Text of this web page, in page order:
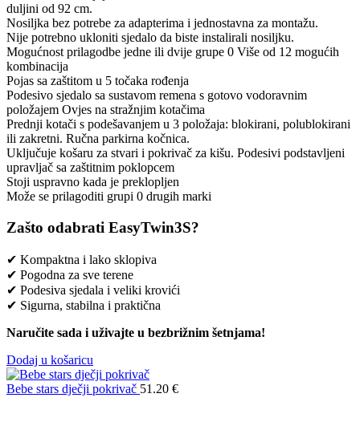
duljini od 92 cm.
Nosiljka bez potrebe za adapterima i jednostavna za montažu.
Nije potrebno ukloniti sjedalo da biste instalirali nosiljku.
Mogućnost prilagodbe jedne ili dvije grupe 0 Više od 12 mogućih
kombinacija
Pojas sa zaštitom u 5 točaka rođenja
Podesivo sjedalo sa sustavom remena s gotovo vodoravnim
položajem Ovjes na stražnjim kotačima
Prednji kotači s podešavanjem u 3 položaja: blokirani, polublokirani
ili zakretni. Ručna parkirna kočnica.
Uključuje košaru za stvari i pokrivač za kišu. Podesivi podstavljeni
upravljač sa zaštitnim poklopcem
Stoji uspravno kada je preklopljen
Može se prilagoditi grupi 0 drugih marki
Zašto odabrati EasyTwin3S?
✔ Kompaktna i lako sklopiva
✔ Pogodna za sve terene
✔ Podesiva sjedala i veliki krovići
✔ Sigurna, stabilna i praktična
Naručite sada i uživajte u bezbrižnim šetnjama!
Dodaj u košaricu
Bebe stars dječji pokrivač 51.20 €